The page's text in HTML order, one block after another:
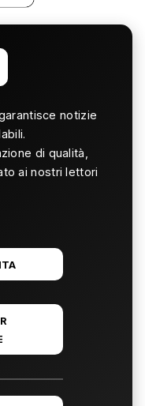
notizie
di qualità,
ai nostri lettori